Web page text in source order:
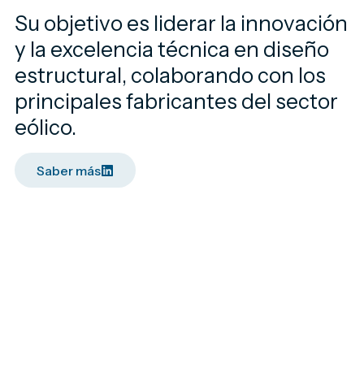
Su objetivo es liderar la innovación
y la excelencia técnica en diseño
estructural, colaborando con los
principales fabricantes del sector
eólico.
Saber más